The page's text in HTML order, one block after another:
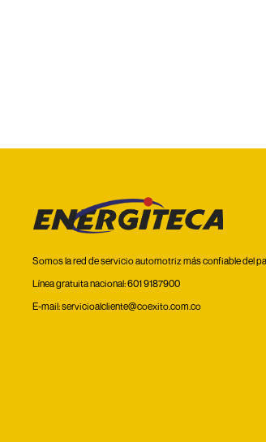
Somos la red de servicio automotriz más confiable del
Línea gratuita nacional:601 9187900
E-mail:servicioalcliente@coexito.com.co